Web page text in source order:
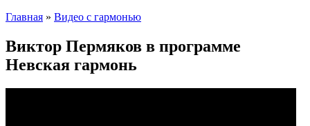
Главная » Видео с гармонью
Виктор Пермяков в программе
Невская гармонь